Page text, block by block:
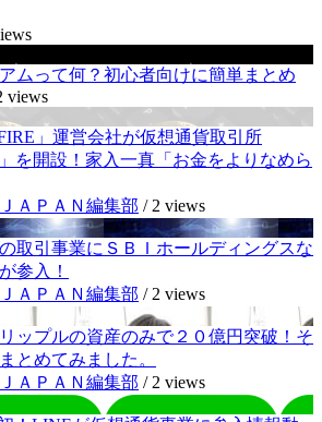
ムって何？初心者向けに簡単まとめ
views
」運営会社が仮想通貨取引所
」を開設！家入一真「お金をよりなめら
ＡＰＡＮ編集部 / 2 views
取引事業にＳＢＩホールディングスな
参入！
ＡＰＡＮ編集部 / 2 views
ップルの資産のみで２０億円突破！そ
とめてみました。
ＡＰＡＮ編集部 / 2 views